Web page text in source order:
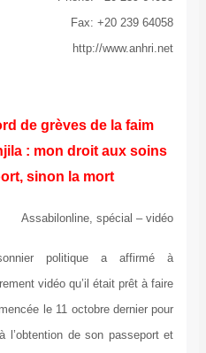
Fax: +20 239 64058
http://www.anhri.net
de grèves de la faim
: mon droit aux soins
sinon la mort
Assabilonline, spécial – vidéo
politique a affirmé à
vidéo qu’il était prêt à faire
le 11 octobre dernier pour
l’obtention de son passeport et